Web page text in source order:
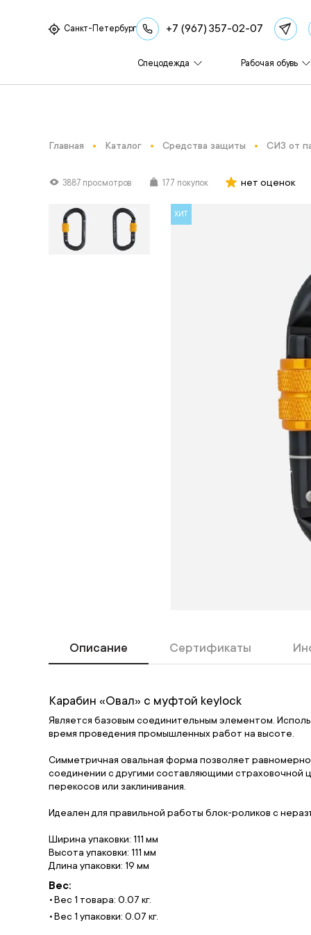
Санкт-Петербург +7 (967) 357-02-07
Спецодежда Рабочая обувь
Главная Каталог Средства защиты СИЗ от
3887 просмотров 177 покупок нет оценок
ХИТ
Описание Сертификаты
Карабин «Овал» с муфтой keylock
Является базовым соединительным элементом.
время проведения промышленных работ на высоте.
Симметричная овальная форма позволяет
соединении с другими составляющими страховочной
перекосов или заклинивания.
Идеален для правильной работы блок-роликов с
Ширина упаковки: 111 мм
Высота упаковки: 111 мм
Длина упаковки: 19 мм
Вес:
Вес 1 товара: 0.07 кг.
Вес 1 упаковки: 0.07 кг.